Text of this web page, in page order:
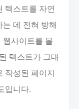
텍스트를 자연
데 전혀 방해
웹사이트를 볼
텍스트가 그대
작성된 페이지
입니다.